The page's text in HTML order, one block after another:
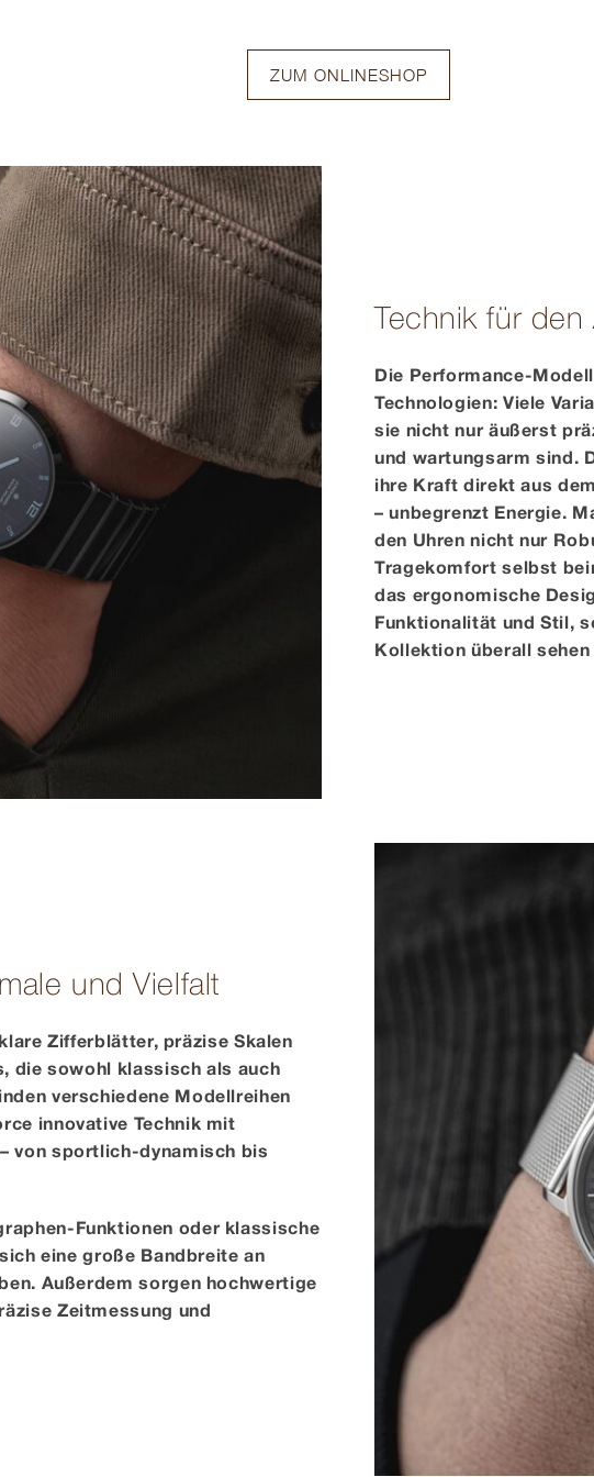
ZUM ONLINESHOP
Technik für
Die Performance-
Technologien: Viele
sie nicht nur äußerst
und wartungsarm sind.
ihre Kraft direkt aus
– unbegrenzt Energie.
den Uhren nicht nur
Tragekomfort selbst
das ergonomische
Funktionalität und Stil,
Kollektion überall
und Vielfalt
Zifferblätter, präzise Skalen
die sowohl klassisch als auch
verschiedene Modellreihen
innovative Technik mit
von sportlich-dynamisch bis
Funktionen oder klassische
eine große Bandbreite an
Außerdem sorgen hochwertige
Zeitmessung und